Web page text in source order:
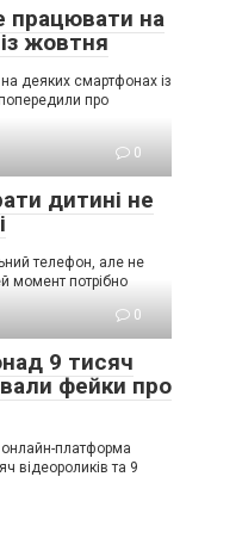
працювати на
жовтня
деяких смартфонах із
про
0
дитині не
телефон, але не
момент потрібно
0
9 тисяч
фейки про
платформа
відеороликів та 9